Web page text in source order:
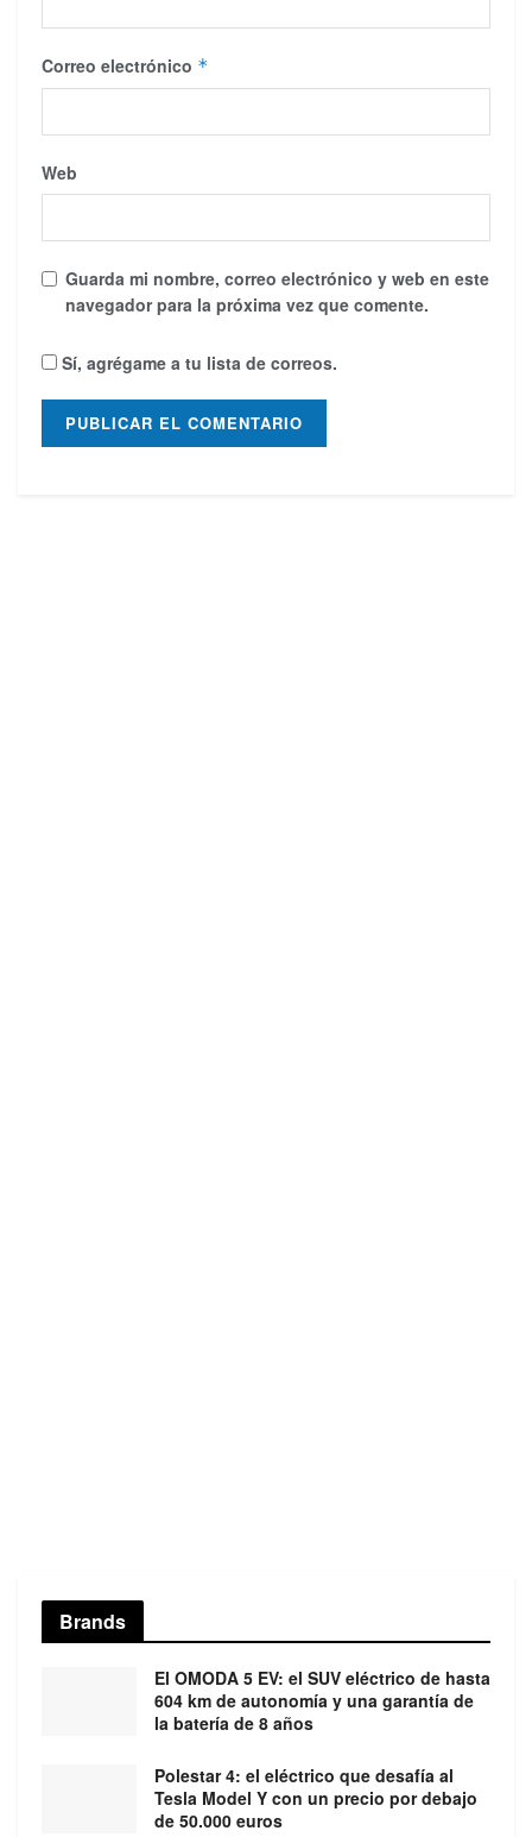
Correo electrónico *
Web
Guarda mi nombre, correo electrónico y web en este
navegador para la próxima vez que comente.
Sí, agrégame a tu lista de correos.
Brands
El OMODA 5 EV: el SUV eléctrico de hasta
604 km de autonomía y una garantía de
la batería de 8 años
Polestar 4: el eléctrico que desafía al
Tesla Model Y con un precio por debajo
de 50.000 euros